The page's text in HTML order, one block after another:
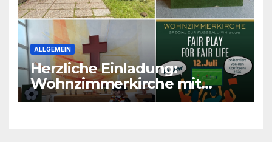
ALLGEMEIN
Herzliche Einladung:
Wohnzimmerkirche mit
unseren Konfis